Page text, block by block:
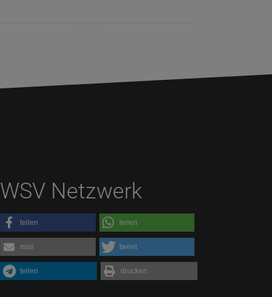
WSV Netzwerk
teilen teilen
mail tweet
teilen drucken